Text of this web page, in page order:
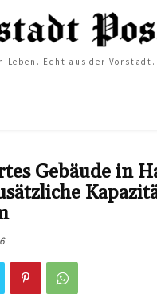
Leben. Echt aus der Vorstadt.
Gebäude in